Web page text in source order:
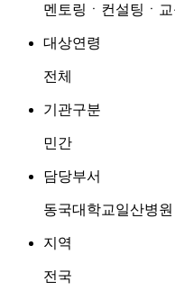
멘토링ㆍ컨설팅ㆍ교
대상연령
전체
기관구분
민간
담당부서
동국대학교일산병
지역
전국